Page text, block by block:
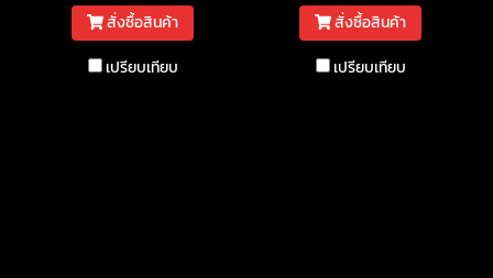
สั่งซื้อสินค้า
เปรียบเทียบ
สั่งซื้อสินค้า
เปรียบเทียบ